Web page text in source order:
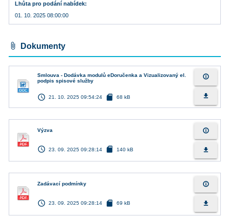
Lhůta pro podání nabídek
01. 10. 2025 08:00:00
attach_file Dokumenty
Smlouva - Dodávka modulů eDoručenka a Vizualizovaný el.
podpis spisové služby
access_time 21. 10. 2025 09:54:24 sd_card 68 kB
info_outline
file_download
Výzva
access_time 23. 09. 2025 09:28:14 sd_card 140 kB
info_outline
file_download
Zadávací podmínky
access_time 23. 09. 2025 09:28:14 sd_card 69 kB
info_outline
file_download